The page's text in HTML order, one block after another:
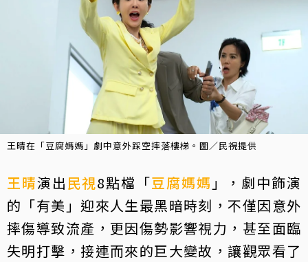
王晴在「豆腐媽媽」劇中意外踩空摔落樓梯。圖／民視提供
王晴演出 民視8點檔「豆腐媽媽 」，劇中飾演
的「有美」迎來人生最黑暗時刻，不僅因意外
摔傷導致流產，更因傷勢影響視力，甚至面臨
失明打擊，接連而來的巨大變故，讓觀眾看了